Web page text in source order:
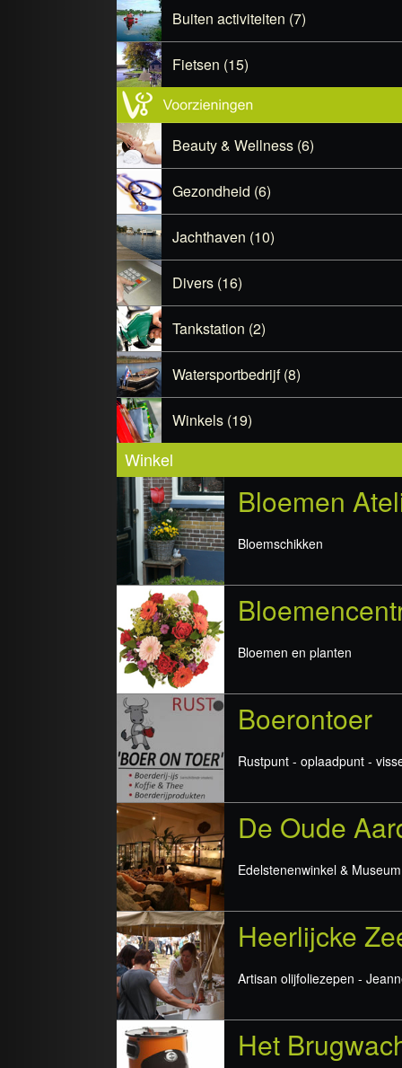
Buiten activiteiten (7)
Fietsen (15)
Beauty & Wellness (6)
Gezondheid (6)
Jachthaven (10)
Divers (16)
Tankstation (2)
Watersportbedrijf (8)
Winkels (19)
Winkel
Bloemen
Bloemschikken
Bloemen en planten
Boerontoer
Rustpunt - oplaadpunt -
De Oude
Edelstenenwinkel & Museum
Heerlijcke
Artisan olijfoliezepen -
Het